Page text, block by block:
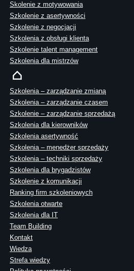
Skolenie z motywowania
Szkolenie z asertywności
Szkolenie z negocjacji
Szkolenia z obsługi klienta
Szkolenie talent management
Szkolenia dla mistrzów
Szkolenia – zarządzanie zmianą
Szkolenia – zarządzanie czasem
Szkolenie – zarządzanie sprzedażą
Szkolenia dla kierowników
Szkolenia asertywność
Szkolenia – menedżer sprzedaży
Szkolenia – techniki sprzedaży
Szkolenia dla brygadzistów
Szkolenie z komunikacji
Ranking firm szkoleniowych
Szkolenia otwarte
Szkolenia dla IT
Team Building
Kontakt
Wiedza
Strefa wiedzy